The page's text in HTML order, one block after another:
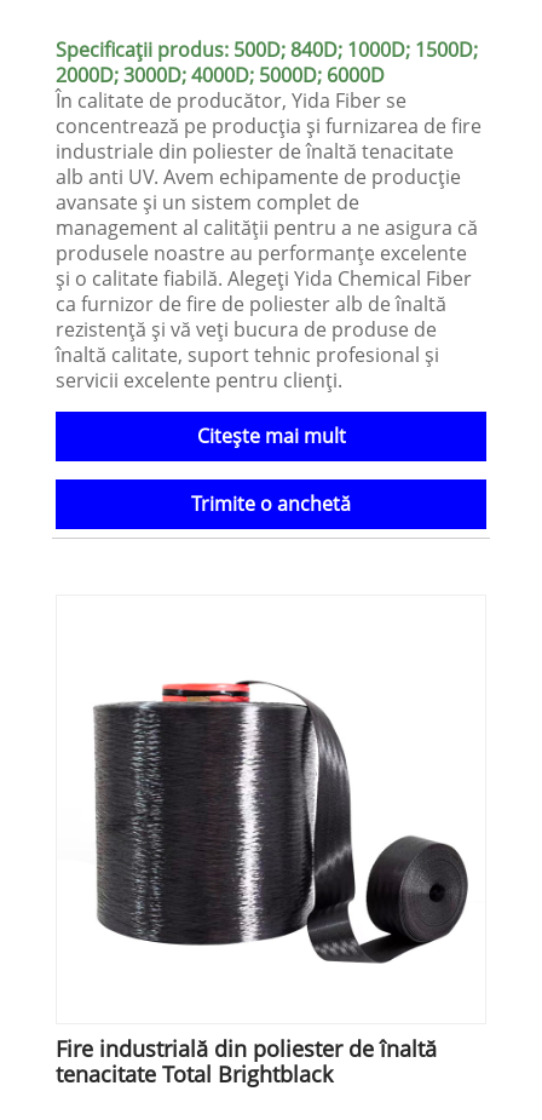
Specificații produs: 500D; 840D; 1000D; 1500D;
2000D; 3000D; 4000D; 5000D; 6000D
În calitate de producător, Yida Fiber se
concentrează pe producția și furnizarea de fire
industriale din poliester de înaltă tenacitate
alb anti UV. Avem echipamente de producție
avansate și un sistem complet de
management al calității pentru a ne asigura că
produsele noastre au performanțe excelente
și o calitate fiabilă. Alegeți Yida Chemical Fiber
ca furnizor de fire de poliester alb de înaltă
rezistență și vă veți bucura de produse de
înaltă calitate, suport tehnic profesional și
servicii excelente pentru clienți.
Citeşte mai mult
Trimite o anchetă
Fire industrială din poliester de înaltă
tenacitate Total Brightblack